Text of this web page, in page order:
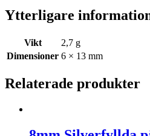
Ytterligare
Vikt
2,7 g
Dimensioner 6 × 13 mm
Relaterade produkter